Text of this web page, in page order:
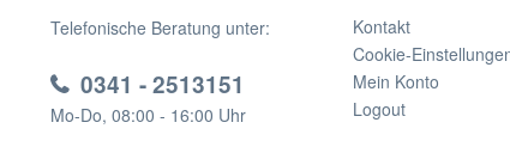
Telefonische Beratung unter:
0341 - 2513151
Mo-Do, 08:00 - 16:00 Uhr
Kontakt
Cookie-
Mein Konto
Logout